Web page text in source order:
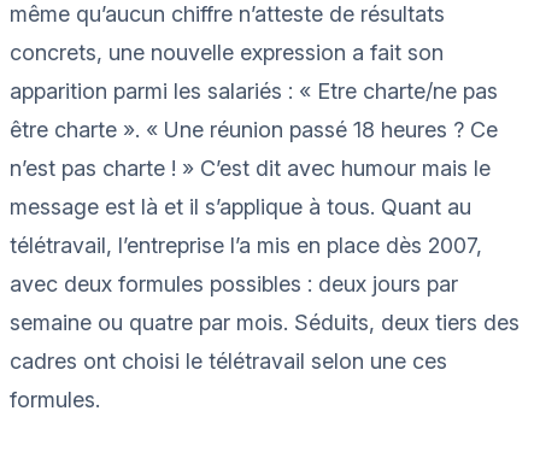
même qu’aucun chiffre n’atteste de résultats
concrets, une nouvelle expression a fait son
apparition parmi les salariés : « Etre charte/ne pas
être charte ». « Une réunion passé 18 heures ? Ce
n’est pas charte ! » C’est dit avec humour mais le
message est là et il s’applique à tous. Quant au
télétravail, l’entreprise l’a mis en place dès 2007,
avec deux formules possibles : deux jours par
semaine ou quatre par mois. Séduits, deux tiers des
cadres ont choisi le télétravail selon une ces
formules.